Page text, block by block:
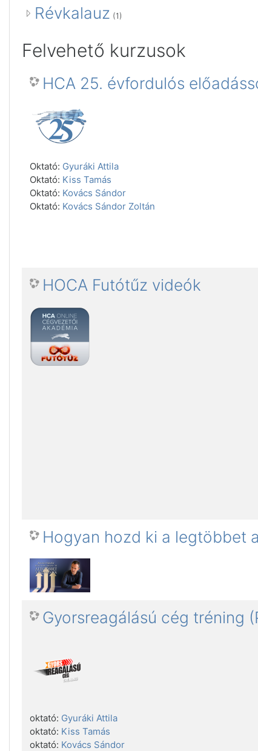
Révkalauz (1)
Felvehető kurzusok
HCA 25. évfordulós
Oktató: Gyuráki Attila
Oktató: Kiss Tamás
Oktató: Kovács Sándor
Oktató: Kovács Sándor Zoltán
HOCA Futótűz videók
Hogyan hozd ki a legtöbbet
Gyorsreagálású cég tréning
oktató: Gyuráki Attila
oktató: Kiss Tamás
oktató: Kovács Sándor